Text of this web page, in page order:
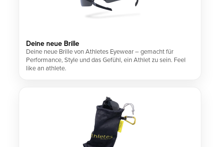
Deine neue Brille
Deine neue Brille von Athletes Eyewear – gemacht für
Performance, Style und das Gefühl, ein Athlet zu sein. Feel
like an athlete.